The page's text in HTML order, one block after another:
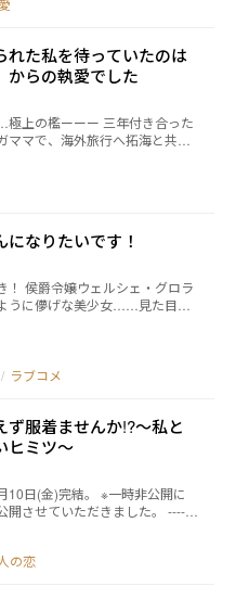
戻ってくる。 「悠花……頼む。
悠花は冷たく笑った。 「あなた
ゃない。桐山家の財産でしょ
できる」 「少なくとも彼は、
を膝に乗せたりしないわ」 だ
るはずの夫の秘密に気づき始めた
「……もう隠しきれ
紀は彼女を抱き寄せ、低く微笑
きなように生きればいい。何が
。なので、長続きはしなかっ
、同じ部署に、優輝先輩に似て
が居た。 が実は、それは双子の
った。 家庭の事情で岡本から
いたので、すぐには気づかなか
双生児のため、そっくりでじっ
付かない。 ましてや、会ったの
わっているし、下の名前だけ
人になって成長したからなの
さんに頼ま
の勉強の為、優星先輩と一緒に
にご飯を食べて、優しくなって
も驚いたが、超絶方向音痴の花
いる自分に気付いた花怜。 実
ら花怜のことが好きだった。し
の優輝のことばかり追いかけ
に就職して来るなどと思いもせ
、ある出来事が
に花怜に告白をする。 優しく
もしだいに優星に惹かれて行
行方は……
れた私を待っていたのは
からの執愛でした
ーー 三年付き合った
マで、海外旅行へ拓海と共に
かえで）。 彼女を待っ
拓海と同僚・里中美優の裏切り
同情した拓海と美優は楓に付
良いと言う。 そこへ颯爽
元恋人への復讐と、甘くて狂気
て行く。
なりたいです！
ロラ
うに儚げな美少女……見た目だ
に騙され一目ぼれ。二人の婚約
た婚約であったのだが……学園
とする者達まで続々登場！ だ
その。ウェルシェは猫かぶり
りの者達を振り回し己の欲望
嫁さんになりたいです！」 ――こ
生したヒロインと転生悪役令嬢
の争いの煽りを食らった最凶
シェと頑張る純情王子エーリッ
第1回「ネオペー
/ ラブコメ
ず服着ませんか!?〜私と
ヒミツ〜
10日(金)完結。 ※一時非公開に
開させていただきました。 -------
（つちけいしょうじ）』の経理
趣味の、猫好きなOL。 屋久
の恋